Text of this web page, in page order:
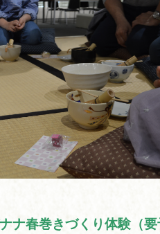
ナ春巻きづくり体験（